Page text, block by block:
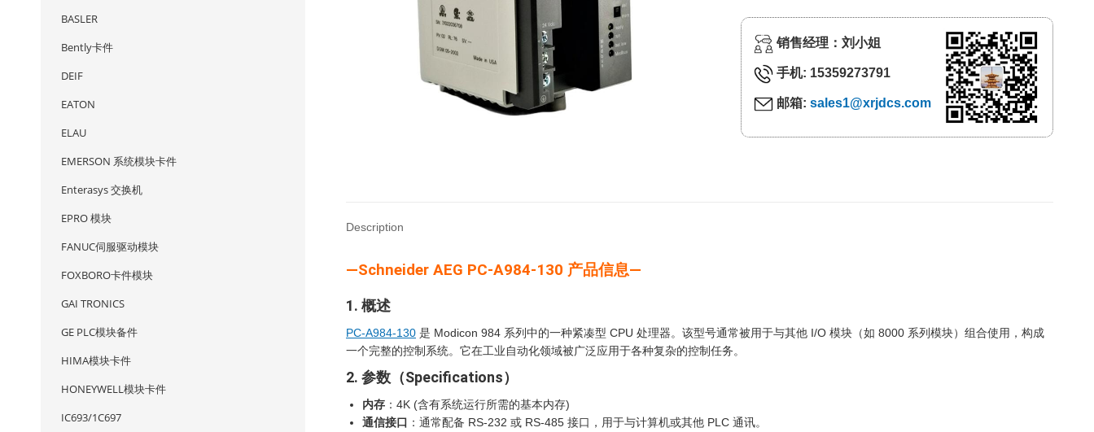
销售经理：刘小姐
手机: 15359273791
邮箱: sales1@xrjdcs.com
Description
—Schneider AEG PC-A984-130 产品信息—
1. 概述
PC-A984-130 是 Modicon 984 系列中的一种紧凑型 CPU 处理器。该型号通常被用于与其他 I/O 模块（如 8000 系列模块）组合使用，构成
一个完整的控制系统。它在工业自动化领域被广泛应用于各种复杂的控制任务。
2. 参数（Specifications）
内存 ：4K (含有系统运行所需的基本内存)
通信接口 ：通常配备 RS-232 或 RS-485 接口，用于与计算机或其他 PLC 通讯。
BASLER
Bently卡件
DEIF
EATON
ELAU
EMERSON 系统模块卡件
Enterasys 交换机
EPRO 模块
FANUC伺服驱动模块
FOXBORO卡件模块
GAI TRONICS
GE PLC模块备件
HIMA模块卡件
HONEYWELL模块卡件
IC693/1C697